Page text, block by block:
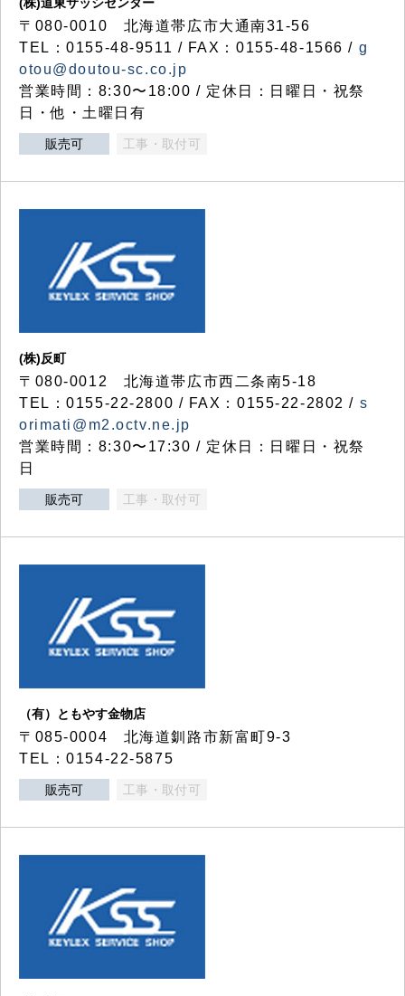
〒080-0010 北海道帯広市大通南31-56
TEL：0155-48-9511 / FAX：0155-48-1566 / g
otou@doutou-sc.co.jp
営業時間：8:30〜18:00 / 定休日：日曜日・祝祭
日・他・土曜日有
販売可 工事・取付可
(株)反町
〒080-0012 北海道帯広市西二条南5-18
TEL：0155-22-2800 / FAX：0155-22-2802 / s
orimati@m2.octv.ne.jp
営業時間：8:30〜17:30 / 定休日：日曜日・祝祭
日
販売可 工事・取付可
（有）ともやす金物店
〒085-0004 北海道釧路市新富町9-3
TEL：0154-22-5875
販売可 工事・取付可